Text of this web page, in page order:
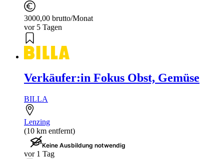
3000,00 brutto/Monat
vor 5 Tagen
Verkäufer:in Fokus Obst, Gemüse
BILLA
Lenzing
(10 km entfernt)
Keine Ausbildung notwendig
vor 1 Tag